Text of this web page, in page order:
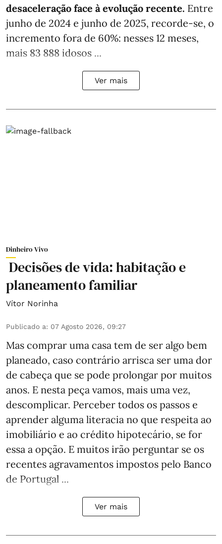
desaceleração face à evolução recente. Entre
junho de 2024 e junho de 2025, recorde-se, o
incremento fora de 60%: nesses 12 meses,
mais 83 888 idosos ...
Ver mais
Dinheiro Vivo
Decisões de vida: habitação e
planeamento familiar
Vítor Norinha
Publicado a: 07 Agosto 2026, 09:27
Mas comprar uma casa tem de ser algo bem
planeado, caso contrário arrisca ser uma dor
de cabeça que se pode prolongar por muitos
anos. E nesta peça vamos, mais uma vez,
descomplicar. Perceber todos os passos e
aprender alguma literacia no que respeita ao
imobiliário e ao crédito hipotecário, se for
essa a opção. E muitos irão perguntar se os
recentes agravamentos impostos pelo Banco
de Portugal ...
Ver mais